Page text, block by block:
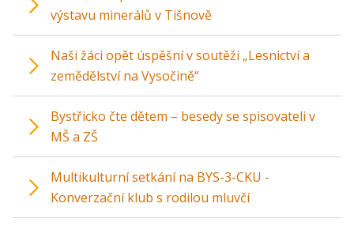
výstavu minerálů v Tišnově
Naši žáci opět úspěšní v soutěži „Lesnictví a
zemědělství na Vysočině“
Bystřicko čte dětem – besedy se spisovateli v
MŠ a ZŠ
Multikulturní setkání na BYS-3-CKU -
Konverzační klub s rodilou mluvčí